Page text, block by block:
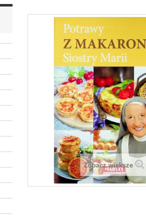
Zobacz większe